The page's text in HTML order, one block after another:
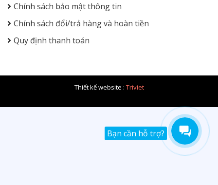
Chính sách bảo mật thông tin
Chính sách đổi/trả hàng và hoàn tiền
Quy định thanh toán
Thiết kế website : Triviet
Bạn cần hỗ trợ?